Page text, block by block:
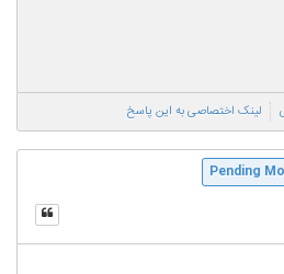
لینک اختصاصی به این پاسخ
Pending